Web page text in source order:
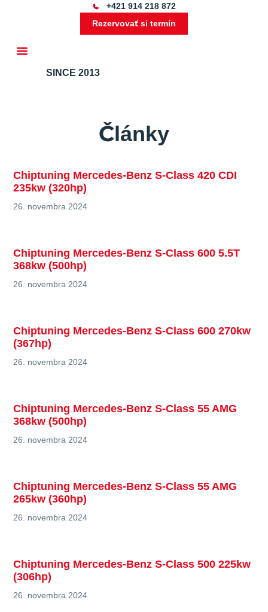
+421 914 218 872
Rezervovať si termín
SINCE 2013
Články
Chiptuning Mercedes-Benz S-Class 420 CDI
235kw (320hp)
26. novembra 2024
Chiptuning Mercedes-Benz S-Class 600 5.5T
368kw (500hp)
26. novembra 2024
Chiptuning Mercedes-Benz S-Class 600 270kw
(367hp)
26. novembra 2024
Chiptuning Mercedes-Benz S-Class 55 AMG
368kw (500hp)
26. novembra 2024
Chiptuning Mercedes-Benz S-Class 55 AMG
265kw (360hp)
26. novembra 2024
Chiptuning Mercedes-Benz S-Class 500 225kw
(306hp)
26. novembra 2024